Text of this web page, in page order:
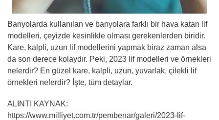
Banyolarda kullanılan ve banyolara farklı bir hava katan lif
modelleri, çeyizde kesinlikle olması gerekenlerden biridir.
Kare, kalpli, uzun lif modellerini yapmak biraz zaman alsa
da son derece kolaydır. Peki, 2023 lif modelleri ve örnekleri
nelerdir? En güzel kare, kalpli, uzun, yuvarlak, çilekli lif
örnekleri nelerdir? İşte, tüm detaylar.
ALINTI KAYNAK:
https://www.milliyet.com.tr/pembenar/galeri/2023-lif-